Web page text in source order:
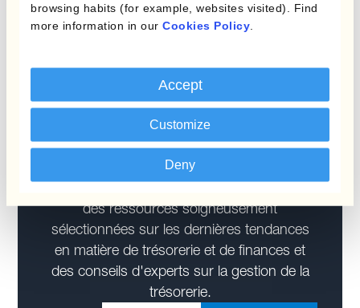
browsing habits (for example, websites visited). Find
more information in our Cookies Policy
Accept
Customize
Deny
Abonnez-vous à
notre
bulletin
d'information
Recevez des mises à jour mensuelles avec
des ressources soigneusement
sélectionnées sur les dernières tendances
en matière de trésorerie et de finances et
des conseils d'experts sur la gestion de la
trésorerie.